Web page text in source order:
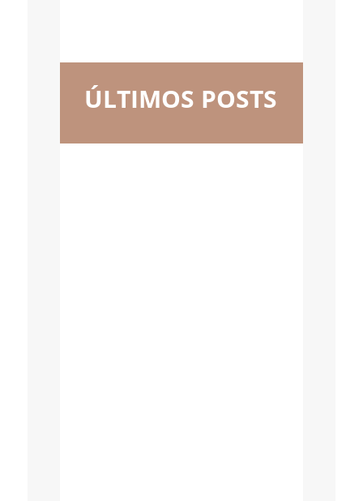
ÚLTIMOS POSTS